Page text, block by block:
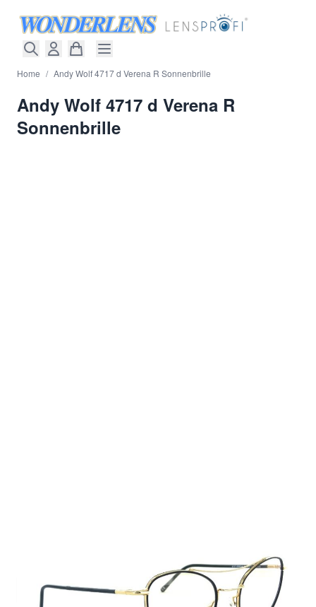
Home / Andy Wolf 4717 d Verena R Sonnenbrille
Andy Wolf 4717 d Verena R
Sonnenbrille
Menge